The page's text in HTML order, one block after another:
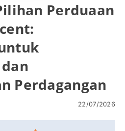
Perduaan
Perdagangan
22/07/2026